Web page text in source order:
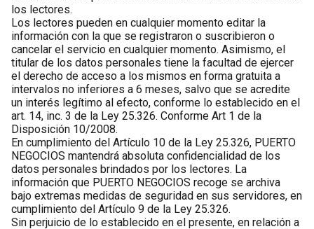
los lectores.
Los lectores pueden en cualquier momento editar la
información con la que se registraron o suscribieron o
cancelar el servicio en cualquier momento. Asimismo, el
titular de los datos personales tiene la facultad de ejercer
el derecho de acceso a los mismos en forma gratuita a
intervalos no inferiores a 6 meses, salvo que se acredite
un interés legítimo al efecto, conforme lo establecido en el
art. 14, inc. 3 de la Ley 25.326. Conforme Art 1 de la
Disposición 10/2008.
En cumplimiento del Artículo 10 de la Ley 25.326, PUERTO
NEGOCIOS mantendrá absoluta confidencialidad de los
datos personales brindados por los lectores. La
información que PUERTO NEGOCIOS recoge se archiva
bajo extremas medidas de seguridad en sus servidores, en
cumplimiento del Artículo 9 de la Ley 25.326.
Sin perjuicio de lo establecido en el presente, en relación a